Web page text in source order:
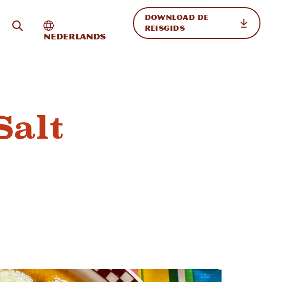
Zoeken op de site
Internationale weergave in-/uitschakelen
Nederlands
DOWNLOAD DE
REISGIDS